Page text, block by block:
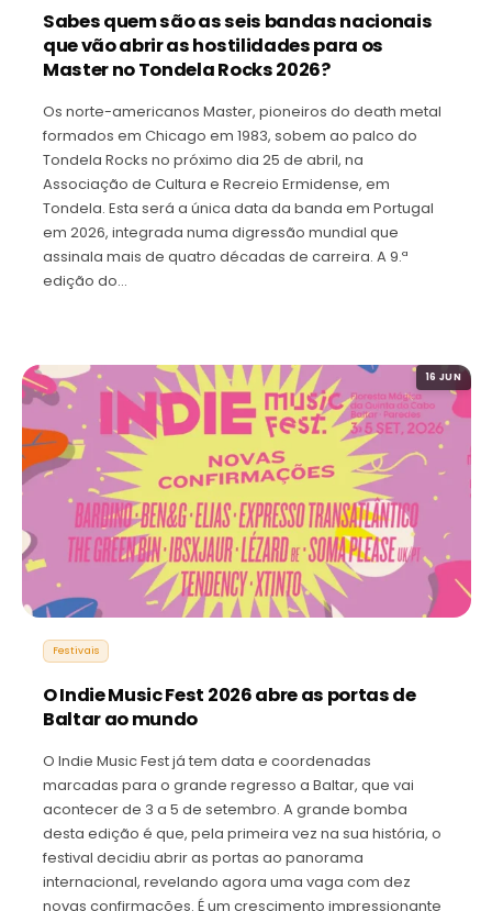
Sabes quem são as seis bandas nacionais
que vão abrir as hostilidades para os
Master no Tondela Rocks 2026?
Os norte-americanos Master, pioneiros do death metal
formados em Chicago em 1983, sobem ao palco do
Tondela Rocks no próximo dia 25 de abril, na
Associação de Cultura e Recreio Ermidense, em
Tondela. Esta será a única data da banda em Portugal
em 2026, integrada numa digressão mundial que
assinala mais de quatro décadas de carreira. A 9.ª
edição do…
16 JUN
Festivais
O Indie Music Fest 2026 abre as portas de
Baltar ao mundo
O Indie Music Fest já tem data e coordenadas
marcadas para o grande regresso a Baltar, que vai
acontecer de 3 a 5 de setembro. A grande bomba
desta edição é que, pela primeira vez na sua história, o
festival decidiu abrir as portas ao panorama
internacional, revelando agora uma vaga com dez
novas confirmações. É um crescimento impressionante